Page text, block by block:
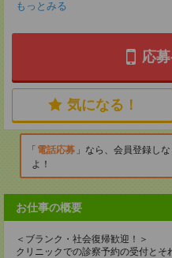
もっとみる
応
気になる！
電話応募
なら、会員登録し
よ！
お仕事の概要
＜ブランク・社会復帰歓迎！＞
クリニックでの診察予約の受付とそ